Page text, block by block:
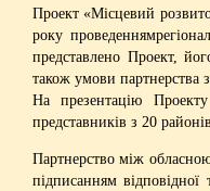
Проект «Місцевий
року
представлено Проект,
також умови
На презентацію
представників з 20 районів
Партнерство між
підписанням